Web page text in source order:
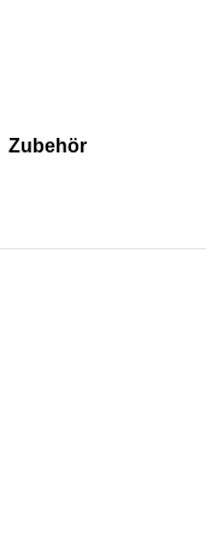
Zubehör